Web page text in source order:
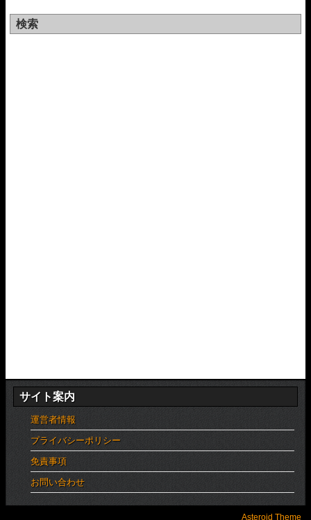
検索
サイト案内
運営者情報
プライバシーポリシー
免責事項
お問い合わせ
Asteroid Theme